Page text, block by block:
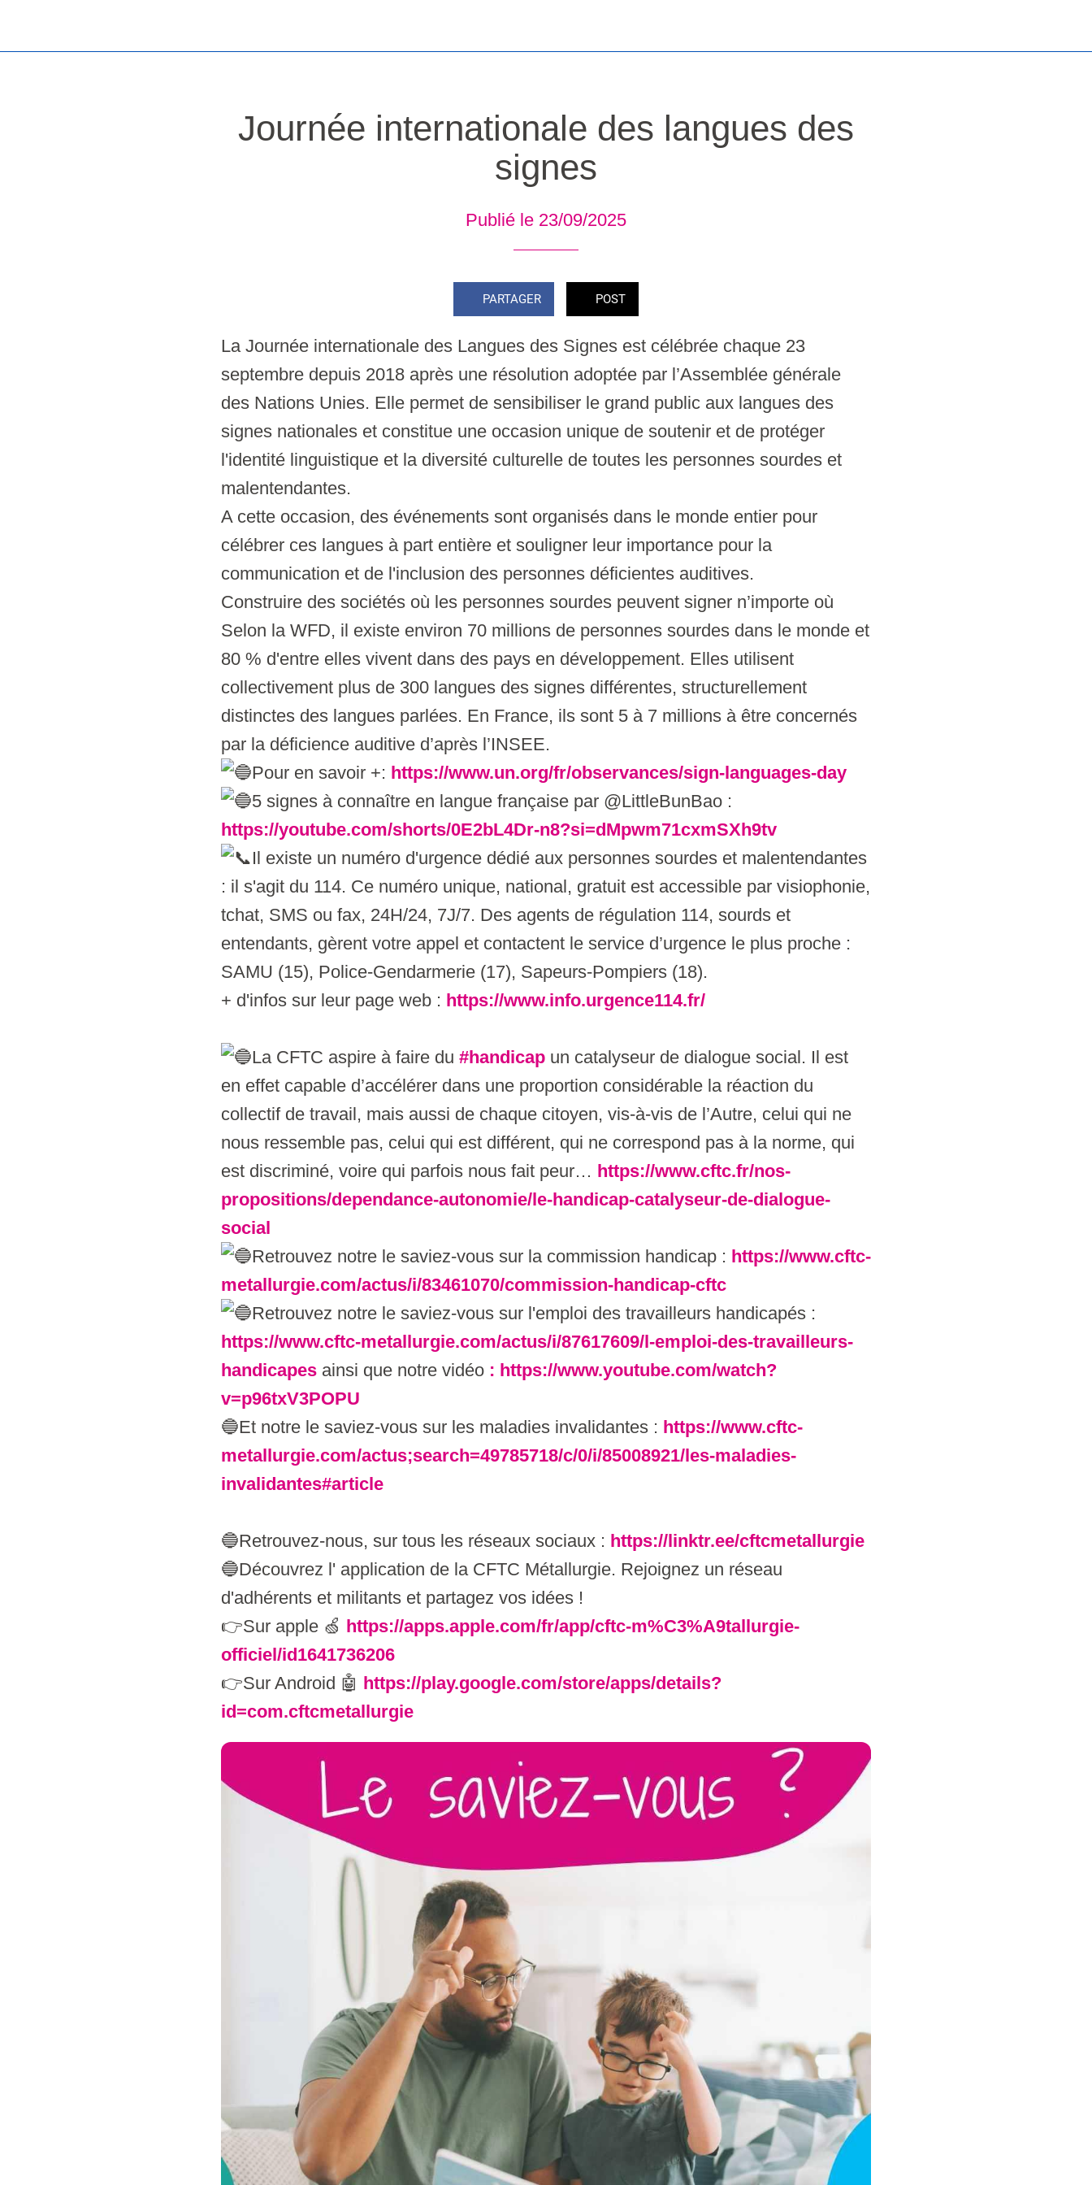
Journée internationale des langues des
signes
Publié le 23/09/2025
PARTAGER POST
La Journée internationale des Langues des Signes est célébrée chaque 23
septembre depuis 2018 après une résolution adoptée par l’Assemblée générale
des Nations Unies. Elle permet de sensibiliser le grand public aux langues des
signes nationales et constitue une occasion unique de soutenir et de protéger
l'identité linguistique et la diversité culturelle de toutes les personnes sourdes et
malentendantes.
A cette occasion, des événements sont organisés dans le monde entier pour
célébrer ces langues à part entière et souligner leur importance pour la
communication et de l'inclusion des personnes déficientes auditives.
Construire des sociétés où les personnes sourdes peuvent signer n’importe où
Selon la WFD, il existe environ 70 millions de personnes sourdes dans le monde et
80 % d'entre elles vivent dans des pays en développement. Elles utilisent
collectivement plus de 300 langues des signes différentes, structurellement
distinctes des langues parlées. En France, ils sont 5 à 7 millions à être concernés
par la déficience auditive d’après l’INSEE.
Pour en savoir +: https://www.un.org/fr/observances/sign-languages-day
5 signes à connaître en langue française par @LittleBunBao :
https://youtube.com/shorts/0E2bL4Dr-n8?si=dMpwm71cxmSXh9tv
Il existe un numéro d'urgence dédié aux personnes sourdes et malentendantes
: il s'agit du 114. Ce numéro unique, national, gratuit est accessible par visiophonie,
tchat, SMS ou fax, 24H/24, 7J/7. Des agents de régulation 114, sourds et
entendants, gèrent votre appel et contactent le service d’urgence le plus proche :
SAMU (15), Police-Gendarmerie (17), Sapeurs-Pompiers (18).
+ d'infos sur leur page web : https://www.info.urgence114.fr/
La CFTC aspire à faire du #handicap un catalyseur de dialogue social. Il est
en effet capable d’accélérer dans une proportion considérable la réaction du
collectif de travail, mais aussi de chaque citoyen, vis-à-vis de l’Autre, celui qui ne
nous ressemble pas, celui qui est différent, qui ne correspond pas à la norme, qui
est discriminé, voire qui parfois nous fait peur… https://www.cftc.fr/nos-
propositions/dependance-autonomie/le-handicap-catalyseur-de-dialogue-
social
Retrouvez notre le saviez-vous sur la commission handicap : https://www.cftc-
metallurgie.com/actus/i/83461070/commission-handicap-cftc
Retrouvez notre le saviez-vous sur l'emploi des travailleurs handicapés :
https://www.cftc-metallurgie.com/actus/i/87617609/l-emploi-des-travailleurs-
handicapes ainsi que notre vidéo : https://www.youtube.com/watch?
v=p96txV3POPU
🔵Et notre le saviez-vous sur les maladies invalidantes : https://www.cftc-
metallurgie.com/actus;search=49785718/c/0/i/85008921/les-maladies-
invalidantes#article
🔵Retrouvez-nous, sur tous les réseaux sociaux : https://linktr.ee/cftcmetallurgie
🔵Découvrez l' application de la CFTC Métallurgie. Rejoignez un réseau
d'adhérents et militants et partagez vos idées !
👉Sur apple 🍏 https://apps.apple.com/fr/app/cftc-m%C3%A9tallurgie-
officiel/id1641736206
👉Sur Android 🤖 https://play.google.com/store/apps/details?
id=com.cftcmetallurgie